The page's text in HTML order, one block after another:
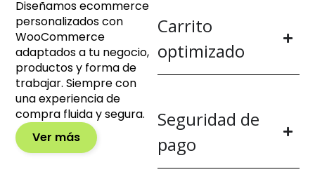
Diseñamos ecommerce
personalizados con
WooCommerce
adaptados a tu negocio,
productos y forma de
trabajar. Siempre con
una experiencia de
compra fluida y segura.
Ver más
Carrito
optimizado
Seguridad de
pago